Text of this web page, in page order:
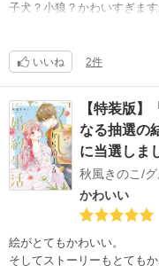
子犬？小狼？かわいすぎます
いいね 2件
【特装版
なる抽選の
に当選しま
秋風きのこ/
かわいい
絵がとてもかわいい。
そしてストーリーもとてもか